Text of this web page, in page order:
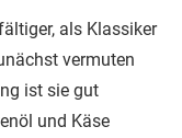
als Klassiker
vermuten
ist sie gut
und Käse